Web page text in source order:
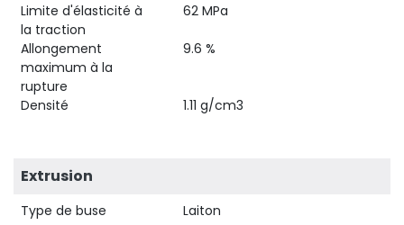
Limite d'élasticité à
la traction
62 MPa
Allongement
maximum à la
rupture
9.6 %
Densité 1.11 g/cm3
Extrusion
Type de buse
Laiton